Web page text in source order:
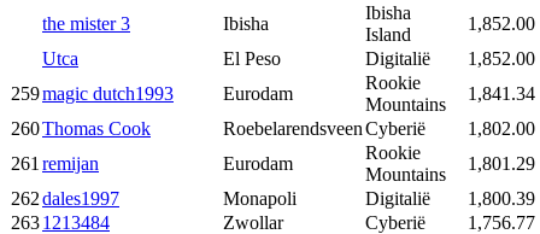
the mister 3
Ibisha
Ibisha
Island
1,852.00
Utca
El Peso Digitalië
1,852.00
259magic dutch1993 Eurodam
Rookie
Mountains
1,841.34
260Thomas Cook RoebelarendsveenCyberië
1,802.00
261 remijan Eurodam
Rookie
Mountains
1,801.29
262dales1997 Monapoli Digitalië
1,800.39
2631213484 Zwollar Cyberië
1,756.77